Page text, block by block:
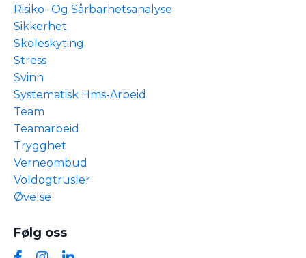
Risiko- Og Sårbarhetsanalyse
Sikkerhet
Skoleskyting
Stress
Svinn
Systematisk Hms-Arbeid
Team
Teamarbeid
Trygghet
Verneombud
Voldogtrusler
Øvelse
Følg oss